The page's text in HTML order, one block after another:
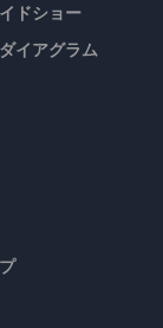
ドショー
イアグラム